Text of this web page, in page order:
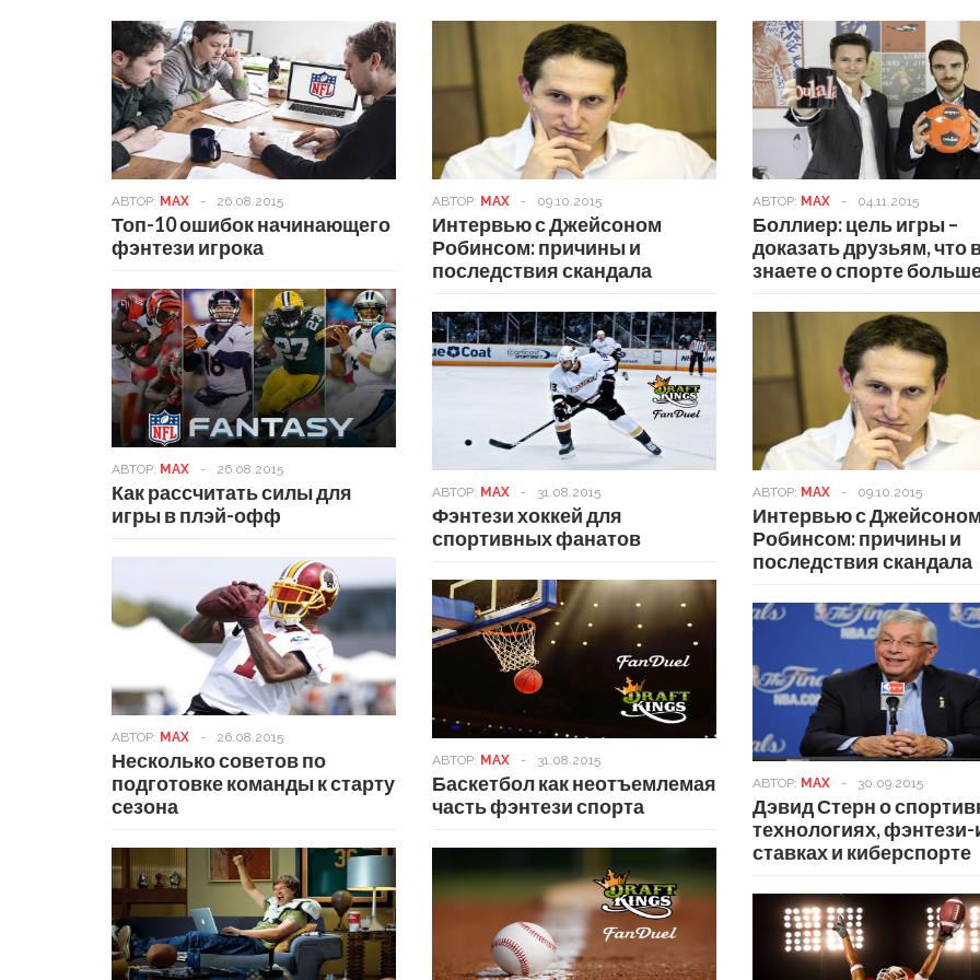
АВТОР: MAX - 26.08.2015
Топ-10 ошибок начинающего
фэнтези игрока
АВТОР: MAX - 26.08.2015
Как рассчитать силы для
игры в плэй-офф
АВТОР: MAX - 26.08.2015
Несколько советов по
подготовке команды к старту
сезона
АВТОР: MAX - 09.10.2015
Интервью с Джейсоном
Робинсом: причины и
последствия скандала
АВТОР: MAX - 31.08.2015
Фэнтези хоккей для
спортивных фанатов
АВТОР: MAX - 31.08.2015
Баскетбол как неотъемлемая
часть фэнтези спорта
АВТОР: MAX - 04.11.2015
Боллиер: цель игры –
доказать друзьям, что
знаете о спорте
АВТОР: MAX - 09.10.2015
Интервью с
Робинсом: причины и
последствия скандала
АВТОР: MAX - 30.09.2015
Дэвид Стерн о
технологиях, фэнтези-
ставках и киберспорте